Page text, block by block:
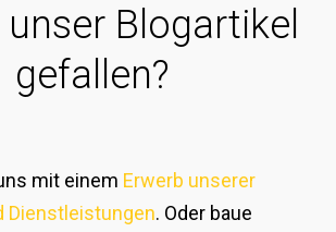
Blogartikel
gefallen?
mit einem Erwerb unserer
Dienstleistungen. Oder baue